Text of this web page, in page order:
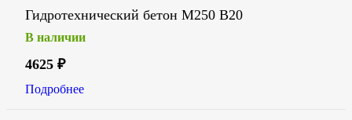
Гидротехнический бетон М250 В20
В наличии
4625 ₽
Подробнее